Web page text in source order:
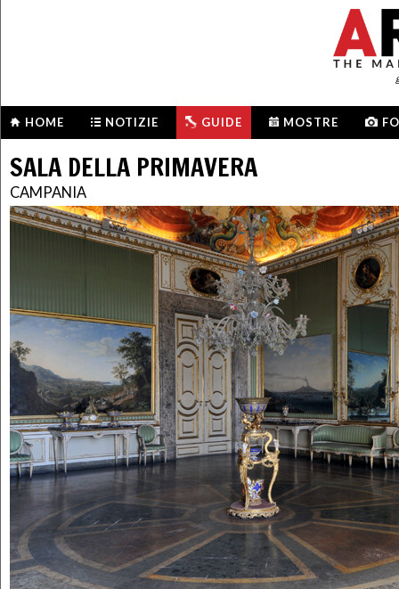
HOME NOTIZIE GUIDE MOSTRE
SALA DELLA PRIMAVERA
CAMPANIA